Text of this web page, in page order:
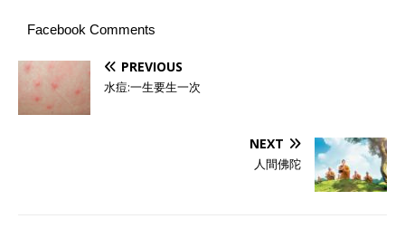
Facebook Comments
PREVIOUS
水痘:一生要生一次
NEXT
人間佛陀